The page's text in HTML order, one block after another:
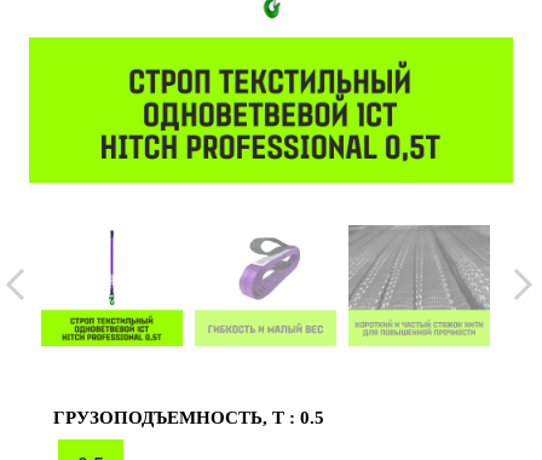
ГРУЗОПОДЪЕМНОСТЬ, Т : 0.5